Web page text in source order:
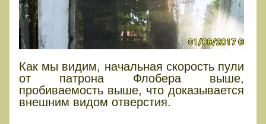
Как мы видим, начальная скорость пули
от патрона Флобера выше,
пробиваемость выше, что доказывается
внешним видом отверстия.